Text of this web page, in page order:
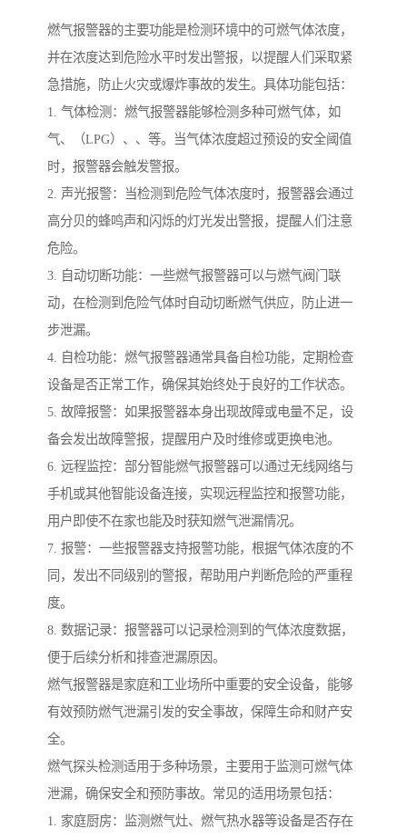
燃气报警器的主要功能是检测环境中的可燃气体浓度，
并在浓度达到危险水平时发出警报，以提醒人们采取紧
急措施，防止火灾或爆炸事故的发生。具体功能包括：
1. 气体检测：燃气报警器能够检测多种可燃气体，如
气、（LPG）、、等。当气体浓度超过预设的安全阈值
时，报警器会触发警报。
2. 声光报警：当检测到危险气体浓度时，报警器会通过
高分贝的蜂鸣声和闪烁的灯光发出警报，提醒人们注意
危险。
3. 自动切断功能：一些燃气报警器可以与燃气阀门联
动，在检测到危险气体时自动切断燃气供应，防止进一
步泄漏。
4. 自检功能：燃气报警器通常具备自检功能，定期检查
设备是否正常工作，确保其始终处于良好的工作状态。
5. 故障报警：如果报警器本身出现故障或电量不足，设
备会发出故障警报，提醒用户及时维修或更换电池。
6. 远程监控：部分智能燃气报警器可以通过无线网络与
手机或其他智能设备连接，实现远程监控和报警功能，
用户即使不在家也能及时获知燃气泄漏情况。
7. 报警：一些报警器支持报警功能，根据气体浓度的不
同，发出不同级别的警报，帮助用户判断危险的严重程
度。
8. 数据记录：报警器可以记录检测到的气体浓度数据，
便于后续分析和排查泄漏原因。
燃气报警器是家庭和工业场所中重要的安全设备，能够
有效预防燃气泄漏引发的安全事故，保障生命和财产安
全。
燃气探头检测适用于多种场景，主要用于监测可燃气体
泄漏，确保安全和预防事故。常见的适用场景包括：
1. 家庭厨房：监测燃气灶、燃气热水器等设备是否存在